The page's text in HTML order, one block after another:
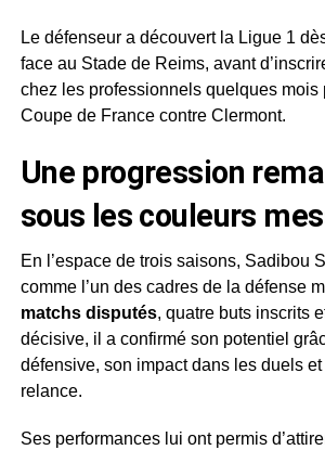
Le défenseur a découvert la Ligue 1
face au Stade de Reims, avant
chez les professionnels quelques mois
Coupe de France contre Clermont.
Une progression
sous les couleurs
En l’espace de trois saisons, Sadibou
comme l’un des cadres de la défense
matchs disputés, quatre buts inscrits
décisive, il a confirmé son potentiel
défensive, son impact dans les duels
relance.
Ses performances lui ont permis